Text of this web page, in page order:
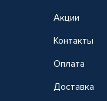
Акции
Контакты
Оплата
Доставка